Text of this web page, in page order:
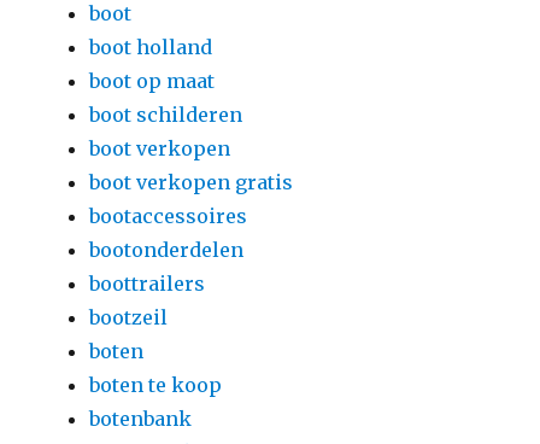
boot
boot holland
boot op maat
boot schilderen
boot verkopen
boot verkopen gratis
bootaccessoires
bootonderdelen
boottrailers
bootzeil
boten
boten te koop
botenbank